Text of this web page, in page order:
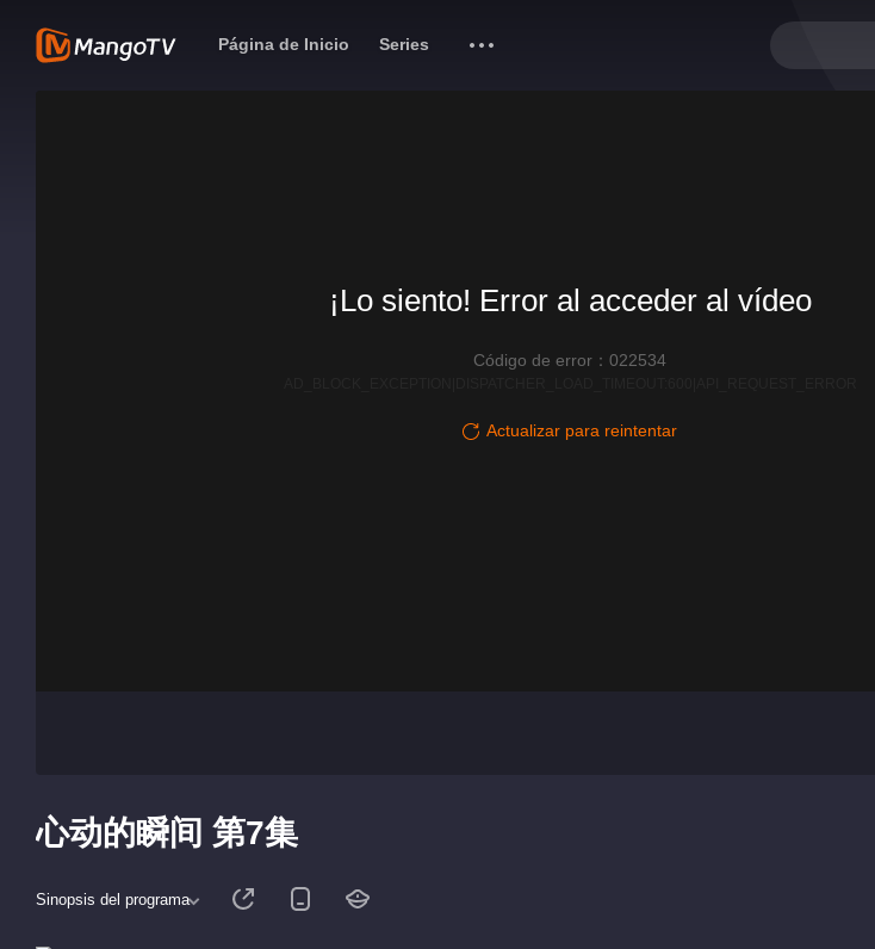
Página de Inicio Series
¡Lo siento! Error al acceder al vídeo
Código de error：022534
Actualizar para reintentar
心动的瞬间 第7集
Sinopsis del programa